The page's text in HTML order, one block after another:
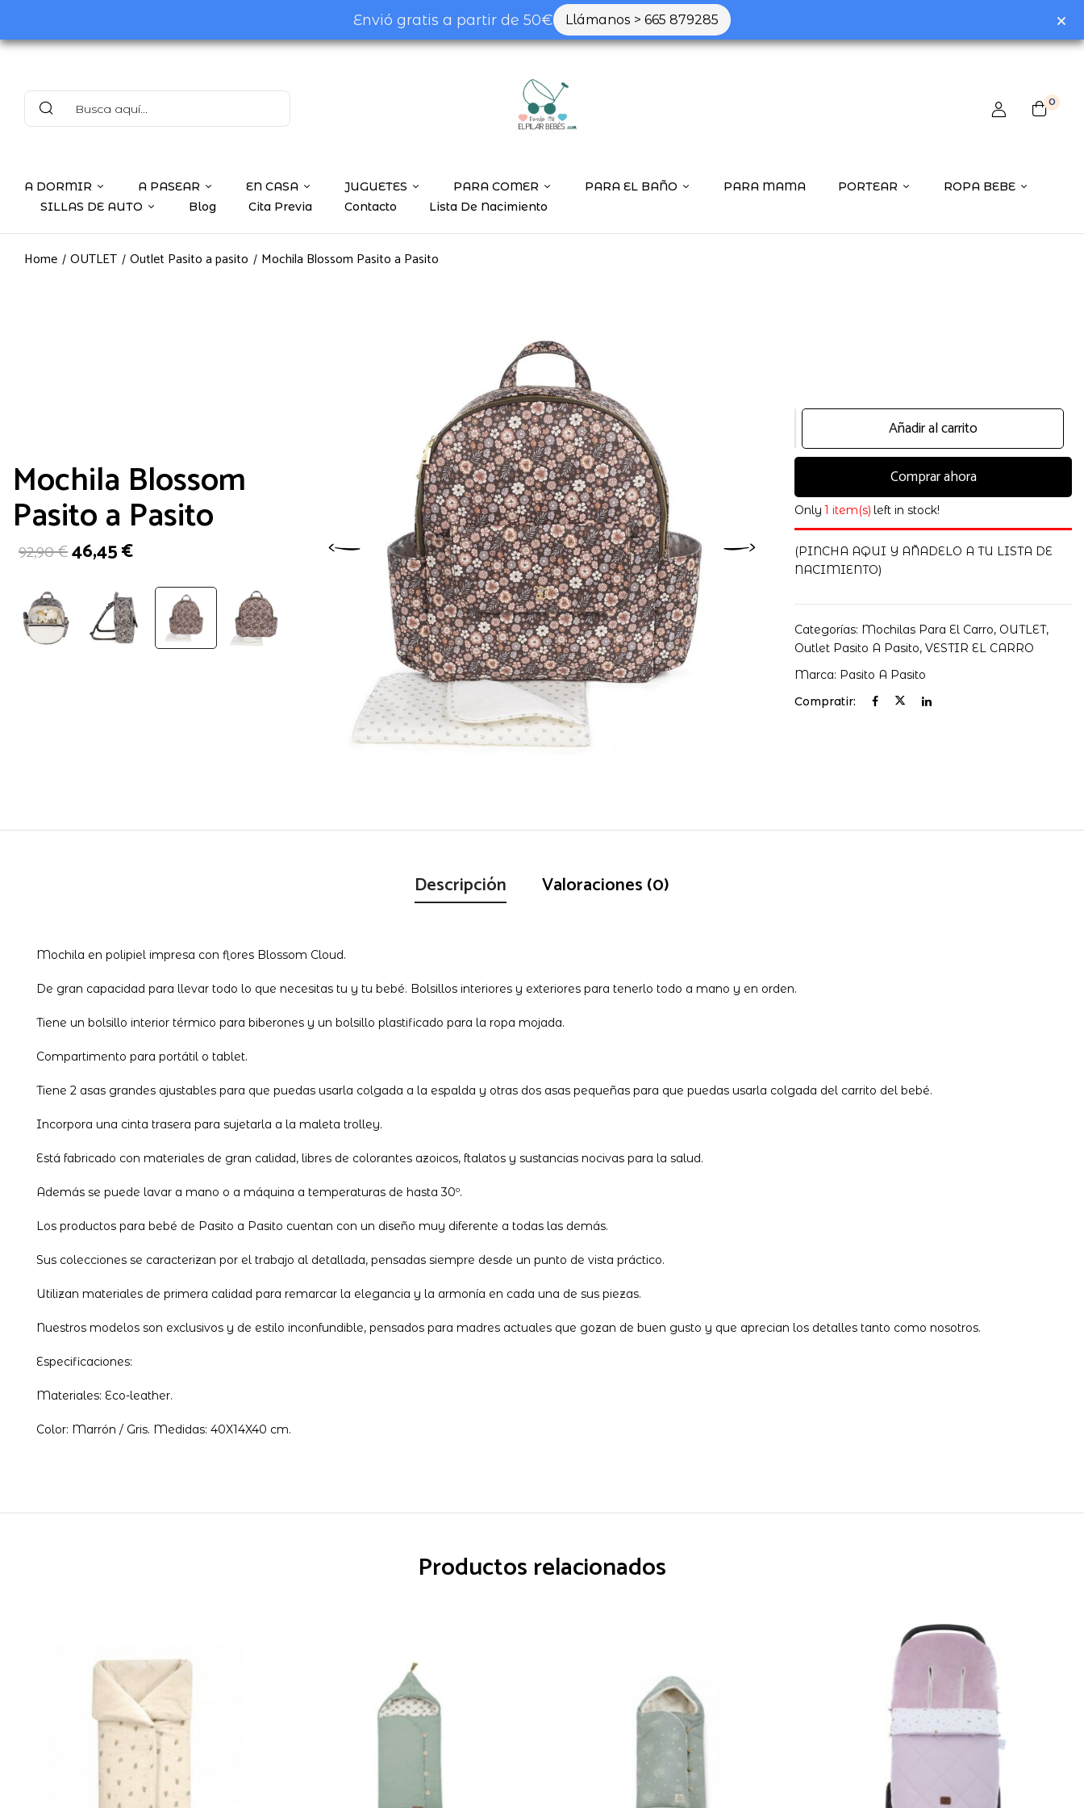
Envió gratis a partir de 50€ Llámanos > 665 879285
0
A DORMIR A PASEAR EN CASA JUGUETES PARA COMER PARA EL BAÑO PARA MAMA PORTEAR
ROPA BEBE
SILLAS DE AUTO
Blog Cita Previa Contacto Lista De Nacimiento
Home OUTLET Outlet Pasito a pasito Mochila Blossom Pasito a Pasito
Mochila Blossom
Pasito a Pasito
92,90€El
precio
92,90 €.
46,45€Elprecio
es:
46,45 €.
Mochila
Pasito
Pasito
cantidad
Añadir al carrito
Comprar ahora
Only 1 item(s) left in stock!
(PINCHA AQUI Y AÑADELO A TU LISTA DE
NACIMIENTO)
Categorías: Mochilas Para El Carro, OUTLET,
Outlet Pasito A Pasito,VESTIR EL CARRO
Marca: Pasito A Pasito
Compratir:
Descripción Valoraciones (0)
Mochila en polipiel impresa con flores Blossom Cloud.
De gran capacidad para llevar todo lo que necesitas tu y tu bebé. Bolsillos interiores y exteriores para tenerlo todo a mano y en orden.
Tiene un bolsillo interior térmico para biberones y un bolsillo plastificado para la ropa mojada.
Compartimento para portátil o tablet.
Tiene 2 asas grandes ajustables para que puedas usarla colgada a la espalda y otras dos asas pequeñas para que puedas usarla colgada del carrito del bebé.
Incorpora una cinta trasera para sujetarla a la maleta trolley.
Está fabricado con materiales de gran calidad, libres de colorantes azoicos, ftalatos y sustancias nocivas para la salud.
Además se puede lavar a mano o a máquina a temperaturas de hasta 30º.
Los productos para bebé de Pasito a Pasito cuentan con un diseño muy diferente a todas las demás.
Sus colecciones se caracterizan por el trabajo al detallada, pensadas siempre desde un punto de vista práctico.
Utilizan materiales de primera calidad para remarcar la elegancia y la armonía en cada una de sus piezas.
Nuestros modelos son exclusivos y de estilo inconfundible, pensados para madres actuales que gozan de buen gusto y que aprecian los detalles tanto como nosotros.
Especificaciones:
Materiales: Eco-leather.
Color: Marrón / Gris. Medidas: 40X14X40 cm.
Productos relacionados